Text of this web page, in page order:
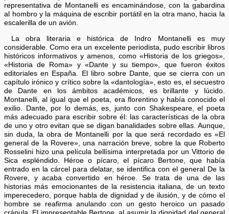
representativa de Montanelli es encaminándose, con la gabardina
al hombro y la máquina de escribir portátil en la otra mano, hacia la
escalerilla de un avión.
La obra literaria e histórica de Indro Montanelli es muy
considerable. Como era un excelente periodista, pudo escribir libros
históricos informativos y amenos, como «Historia de los griegos»,
«Historia de Roma» y «Dante y su tiempo», que fueron éxitos
editoriales en España. El libro sobre Dante, que se cierra con un
capítulo irónico y crítico sobre la «dantología», esto es, el secuestro
de Dante en los ámbitos académicos, es brillante y lúcido.
Montanelli, al igual que el poeta, era florentino y había conocido el
exilio. Dante, por lo demás, es, junto con Shakespeare, el poeta
más adecuado para escribir sobre él: las características de la obra
de uno y otro evitan que se digan banalidades sobre ellas. Aunque,
sin duda, la obra de Montanelli por la que será recordado es «El
general de la Rovere», una narración breve, sobre la que Roberto
Rosselini hizo una película bellísima interpretada por un Vittorio de
Sica espléndido. Héroe o pícaro, el pícaro Bertone, que había
entrado en la cárcel para delatar, se identifica con el general De la
Rovere, y acaba convertido en héroe. Se trata de una de las
historias más emocionantes de la resistencia italiana, de un texto
imperecedero, porque habla de dignidad y de ilusión, y de cómo el
hombre se reafirma anulando con un gesto heroico un pasado